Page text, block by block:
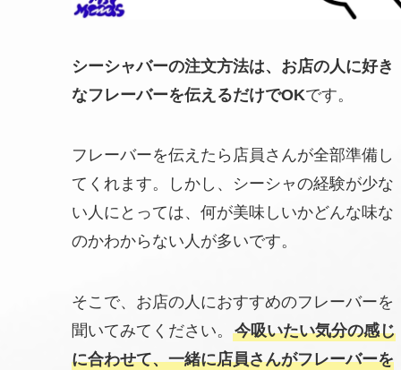
シーシャバーの注文方法は、お店の人に好き
なフレーバーを伝えるだけでOKです。
フレーバーを伝えたら店員さんが全部準備し
てくれます。しかし、シーシャの経験が少な
い人にとっては、何が美味しいかどんな味な
のかわからない人が多いです。
そこで、お店の人におすすめのフレーバーを
聞いてみてください。 今吸いたい気分の感じ
に合わせて、一緒に店員さんがフレーバーを